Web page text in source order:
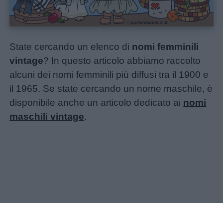
State cercando un elenco di nomi femminili
vintage? In questo articolo abbiamo raccolto
alcuni dei nomi femminili più diffusi tra il 1900 e
il 1965. Se state cercando un nome maschile, è
disponibile anche un articolo dedicato ai nomi
maschili vintage.